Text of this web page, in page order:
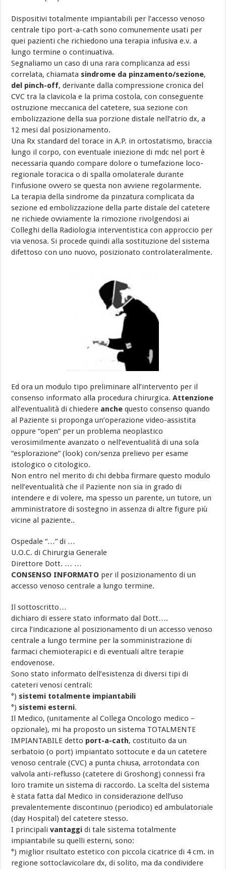
Dispositivi totalmente impiantabili per l’accesso venoso
centrale tipo port-a-cath sono comunemente usati per
quei pazienti che richiedono una terapia infusiva e.v. a
lungo termine o continuativa.
Segnaliamo un caso di una rara complicanza ad essi
correlata, chiamata sindrome da pinzamento/sezione,
del pinch-off, derivante dalla compressione cronica del
CVC tra la clavicola e la prima costola, con conseguente
ostruzione meccanica del catetere, sua sezione con
embolizzazione della sua porzione distale nell’atrio dx, a
12 mesi dal posizionamento.
Una Rx standard del torace in A.P. in ortostatismo, braccia
lungo il corpo, con eventuale iniezione di mdc nel port è
necessaria quando compare dolore o tumefazione loco-
regionale toracica o di spalla omolaterale durante
l’infusione ovvero se questa non avviene regolarmente.
La terapia della sindrome da pinzatura complicata da
sezione ed embolizzazione della parte distale del catetere
ne richiede ovviamente la rimozione rivolgendosi ai
Colleghi della Radiologia interventistica con approccio per
via venosa. Si procede quindi alla sostituzione del sistema
difettoso con uno nuovo, posizionato controlateralmente.
Ed ora un modulo tipo preliminare all’intervento per il
consenso informato alla procedura chirurgica.Attenzione
all’eventualità di chiedere anchequesto consenso quando
al Paziente si proponga un’operazione video-assistita
oppure “open” per un problema neoplastico
verosimilmente avanzato o nell’eventualità di una sola
“esplorazione” (look) con/senza prelievo per esame
istologico o citologico.
Non entro nel merito di chi debba firmare questo modulo
nell’eventualità che il Paziente non sia in grado di
intendere e di volere, ma spesso un parente, un tutore, un
amministratore di sostegno in assenza di altre figure più
vicine al paziente..
Ospedale “…” di …
U.O.C. di Chirurgia Generale
Direttore Dott. … …
CONSENSO INFORMATO per il posizionamento di un
accesso venoso centrale a lungo termine.
Il sottoscritto…
dichiaro di essere stato informato dal Dott….
circa l’indicazione al posizionamento di un accesso venoso
centrale a lungo termine per la somministrazione di
farmaci chemioterapici e di eventuali altre terapie
endovenose.
Sono stato informato dell’esistenza di diversi tipi di
cateteri venosi centrali:
°) sistemi totalmente impiantabili
°) sistemi esterni.
Il Medico, (unitamente al Collega Oncologo medico –
opzionale), mi ha proposto un sistema TOTALMENTE
IMPIANTABILE detto port-a-cath, costituito da un
serbatoio (o port) impiantato sottocute e da un catetere
venoso centrale (CVC) a punta chiusa, arrotondata con
valvola anti-reflusso (catetere di Groshong) connessi fra
loro tramite un sistema di raccordo. La scelta del sistema
è stata fatta dal Medico in considerazione dell’uso
prevalentemente discontinuo (periodico) ed ambulatoriale
(day Hospital) del catetere stesso.
I principalivantaggi di tale sistema totalmente
impiantabile su quelli esterni, sono:
°) miglior risultato estetico con piccola cicatrice di 4 cm. in
regione sottoclavicolare dx, di solito, ma da condividere